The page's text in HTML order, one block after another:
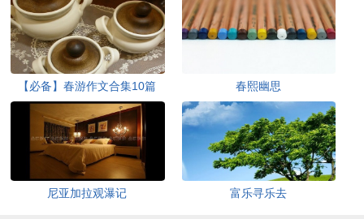
【必备】春游作文合集10篇 春熙幽思
尼亚加拉观瀑记 富乐寻乐去